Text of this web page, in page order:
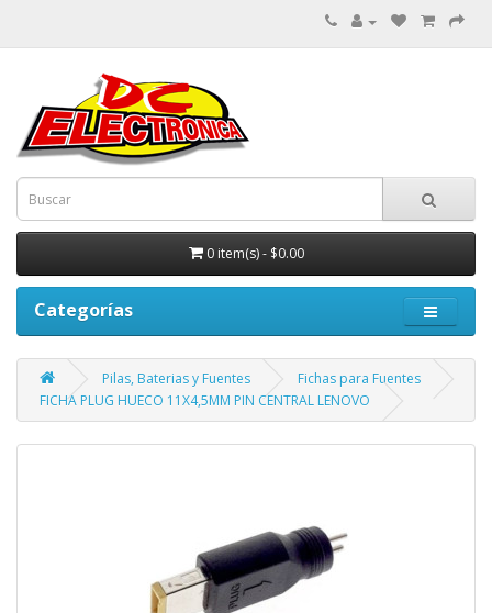
0 item(s) - $0.00
Categorías
Pilas, Baterias y Fuentes
Fichas para Fuentes
FICHA PLUG HUECO 11X4,5MM PIN CENTRAL LENOVO